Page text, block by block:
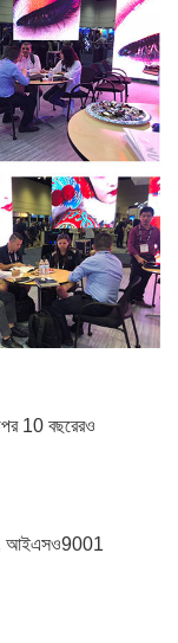
10 বছরেরও
আইএসও9001